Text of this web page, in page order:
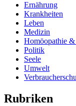
Ernährung
Krankheiten
Leben
Medizin
Homöopathie
Politik
Seele
Umwelt
Rubriken